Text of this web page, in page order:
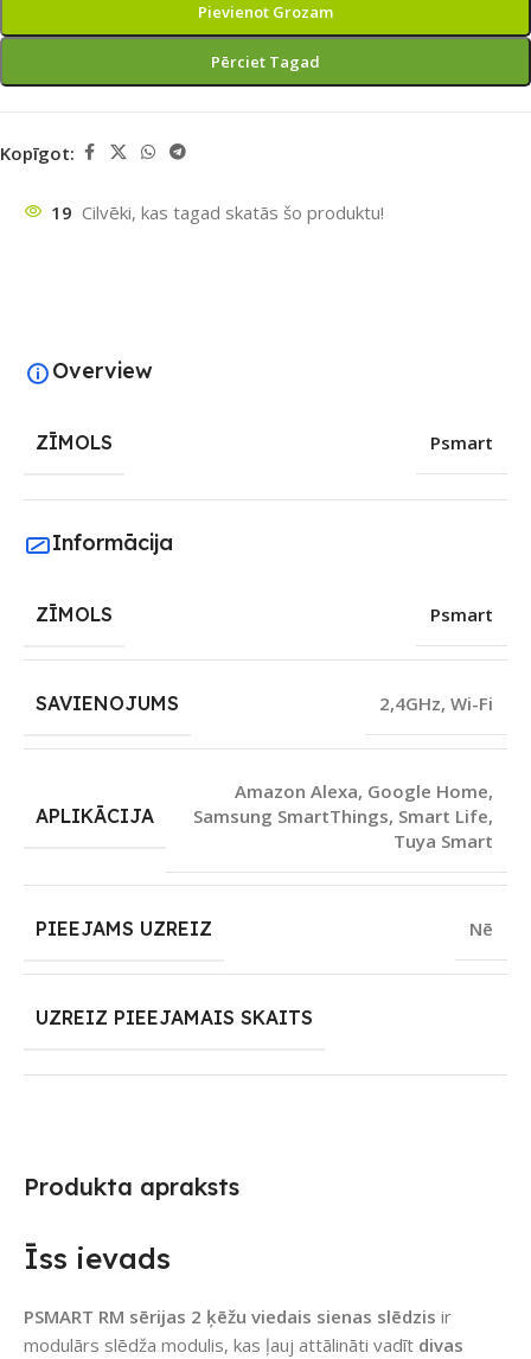
Pievienot Grozam
Pērciet Tagad
Kopīgot:
19 Cilvēki, kas tagad skatās šo produktu!
Produkta apraksts
Īss ievads
PSMART RM sērijas 2 ķēžu viedais sienas slēdzis ir
modulārs slēdža modulis, kas ļauj attālināti vadīt divas
Overview
ZĪMOLS Psmart
Informācija
ZĪMOLS Psmart
SAVIENOJUMS 2,4GHz, Wi-Fi
APLIKĀCIJA
Amazon Alexa, Google Home,
Samsung SmartThings, Smart Life,
Tuya Smart
PIEEJAMS UZREIZ Nē
UZREIZ PIEEJAMAIS SKAITS